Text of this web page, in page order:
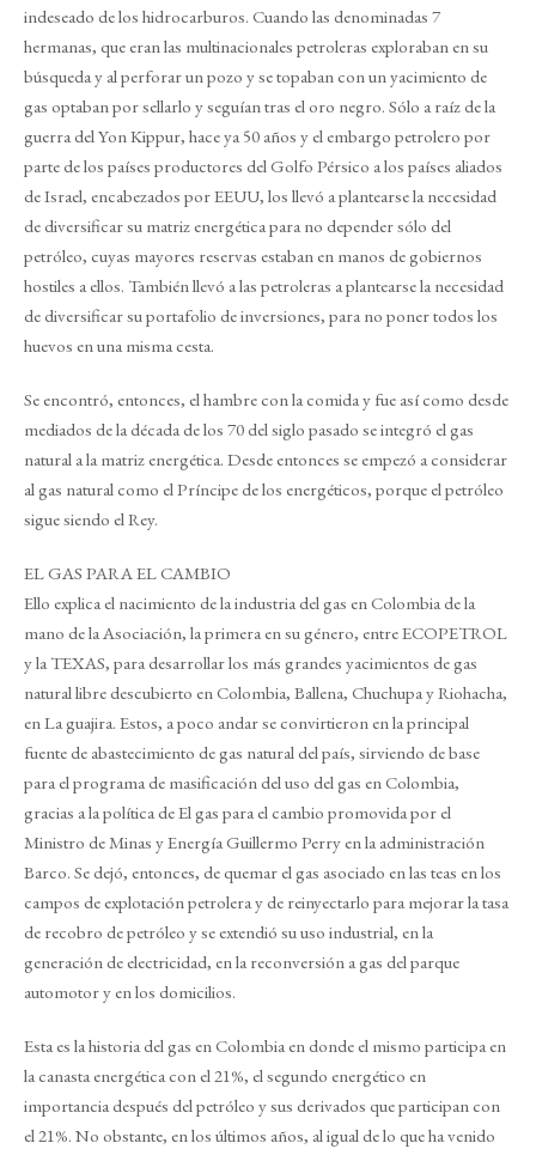
indeseado de los hidrocarburos. Cuando las denominadas 7
hermanas, que eran las multinacionales petroleras exploraban en su
búsqueda y al perforar un pozo y se topaban con un yacimiento de
gas optaban por sellarlo y seguían tras el oro negro. Sólo a raíz de la
guerra del Yon Kippur, hace ya 50 años y el embargo petrolero por
parte de los países productores del Golfo Pérsico a los países aliados
de Israel, encabezados por EEUU, los llevó a plantearse la necesidad
de diversificar su matriz energética para no depender sólo del
petróleo, cuyas mayores reservas estaban en manos de gobiernos
hostiles a ellos. También llevó a las petroleras a plantearse la necesidad
de diversificar su portafolio de inversiones, para no poner todos los
huevos en una misma cesta.
Se encontró, entonces, el hambre con la comida y fue así como desde
mediados de la década de los 70 del siglo pasado se integró el gas
natural a la matriz energética. Desde entonces se empezó a considerar
al gas natural como el Príncipe de los energéticos, porque el petróleo
sigue siendo el Rey.
EL GAS PARA EL CAMBIO
Ello explica el nacimiento de la industria del gas en Colombia de la
mano de la Asociación, la primera en su género, entre ECOPETROL
y la TEXAS, para desarrollar los más grandes yacimientos de gas
natural libre descubierto en Colombia, Ballena, Chuchupa y Riohacha,
en La guajira. Estos, a poco andar se convirtieron en la principal
fuente de abastecimiento de gas natural del país, sirviendo de base
para el programa de masificación del uso del gas en Colombia,
gracias a la política de El gas para el cambio promovida por el
Ministro de Minas y Energía Guillermo Perry en la administración
Barco. Se dejó, entonces, de quemar el gas asociado en las teas en los
campos de explotación petrolera y de reinyectarlo para mejorar la tasa
de recobro de petróleo y se extendió su uso industrial, en la
generación de electricidad, en la reconversión a gas del parque
automotor y en los domicilios.
Esta es la historia del gas en Colombia en donde el mismo participa en
la canasta energética con el 21%, el segundo energético en
importancia después del petróleo y sus derivados que participan con
el 21%. No obstante, en los últimos años, al igual de lo que ha venido